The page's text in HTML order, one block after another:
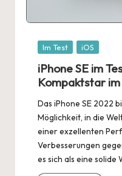
Posted
Im Test iOS
iPhone SE im
Kompaktstar
Das iPhone SE 2022
Möglichkeit, in die
einer exzellenten
Verbesserungen
es sich als eine solide